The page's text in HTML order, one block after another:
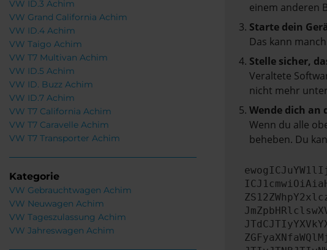
VW ID.3 Achim
VW Grand California Achim
VW ID.4 Achim
VW Taigo Achim
VW T7 Multivan Achim
VW ID.5 Achim
VW ID. Buzz Achim
VW ID.7 Achim
VW T7 California Achim
VW T7 Caravelle Achim
VW T7 Transporter Achim
Kategorie
VW Gebrauchtwagen Achim
VW Neuwagen Achim
VW Tageszulassung Achim
VW Jahreswagen Achim
einem anderen
Starte dein
Das kann
Stelle sicher,
Veraltete
nicht mehr
Wende dich an
Wenn du alle
beheben. Du